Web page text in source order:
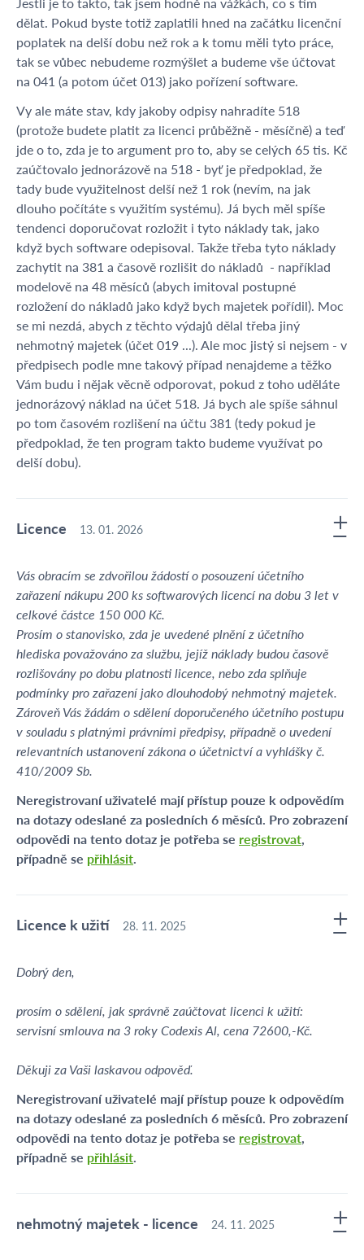
dělat. Pokud byste totiž zaplatili hned na začátku licenční
poplatek na delší dobu než rok a k tomu měli tyto práce,
tak se vůbec nebudeme rozmýšlet a budeme vše účtovat
na 041 (a potom účet 013) jako pořízení software.
Vy ale máte stav, kdy jakoby odpisy nahradíte 518
(protože budete platit za licenci průběžně - měsíčně) a teď
jde o to, zda je to argument pro to, aby se celých 65 tis. Kč
zaúčtovalo jednorázově na 518 - byť je předpoklad, že
tady bude využitelnost delší než 1 rok (nevím, na jak
dlouho počítáte s využitím systému). Já bych měl spíše
tendenci doporučovat rozložit i tyto náklady tak, jako
když bych software odepisoval. Takže třeba tyto náklady
zachytit na 381 a časově rozlišit do nákladů - například
modelově na 48 měsíců (abych imitoval postupné
rozložení do nákladů jako když bych majetek pořídil). Moc
se mi nezdá, abych z těchto výdajů dělal třeba jiný
nehmotný majetek (účet 019 ...). Ale moc jistý si nejsem - v
předpisech podle mne takový případ nenajdeme a těžko
Vám budu i nějak věcně odporovat, pokud z toho uděláte
jednorázový náklad na účet 518. Já bych ale spíše sáhnul
po tom časovém rozlišení na účtu 381 (tedy pokud je
předpoklad, že ten program takto budeme využívat po
delší dobu).
Licence 13. 01. 2026
Vás obracím se zdvořilou žádostí o posouzení účetního
zařazení nákupu 200 ks softwarových licencí na dobu 3 let v
celkové částce 150 000 Kč.
Prosím o stanovisko, zda je uvedené plnění z účetního
hlediska považováno za službu, jejíž náklady budou časově
rozlišovány po dobu platnosti licence, nebo zda splňuje
podmínky pro zařazení jako dlouhodobý nehmotný majetek.
Zároveň Vás žádám o sdělení doporučeného účetního postupu
v souladu s platnými právními předpisy, případně o uvedení
relevantních ustanovení zákona o účetnictví a vyhlášky č.
410/2009 Sb.
Neregistrovaní uživatelé mají přístup pouze k odpovědím
na dotazy odeslané za posledních 6 měsíců. Pro zobrazení
odpovědi na tento dotaz je potřeba se registrovat,
případně se přihlásit.
Licence k užití 28. 11. 2025
Dobrý den,
prosím o sdělení, jak správně zaúčtovat licenci k užití:
servisní smlouva na 3 roky Codexis Al, cena 72600,-Kč.
Děkuji za Vaši laskavou odpověď.
Neregistrovaní uživatelé mají přístup pouze k odpovědím
na dotazy odeslané za posledních 6 měsíců. Pro zobrazení
odpovědi na tento dotaz je potřeba se registrovat,
případně se přihlásit.
nehmotný majetek - licence 24. 11. 2025